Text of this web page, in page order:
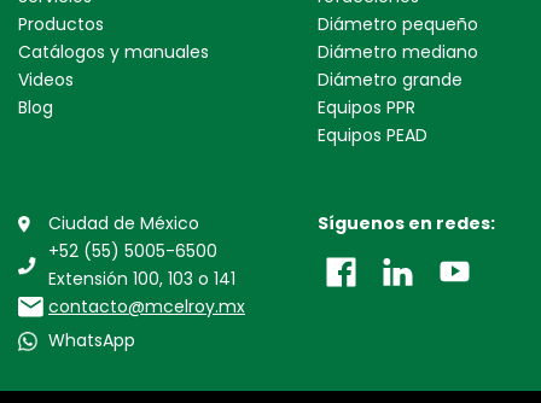
Productos
Catálogos y manuales
Videos
Blog
Diámetro pequeño
Diámetro mediano
Diámetro grande
Equipos PPR
Equipos PEAD
Ciudad de México
+52 (55) 5005-6500
Extensión 100, 103 o 141
contacto@mcelroy.mx
WhatsApp
Síguenos en redes: